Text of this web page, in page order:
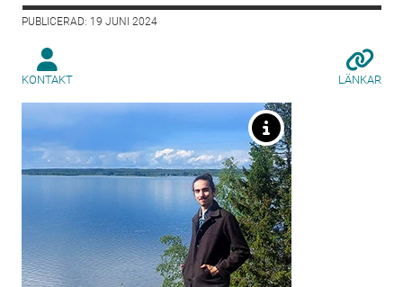
PUBLICERAD: 19 JUNI 2024
KONTAKT LÄNKAR